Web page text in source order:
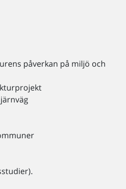
påverkan på miljö och